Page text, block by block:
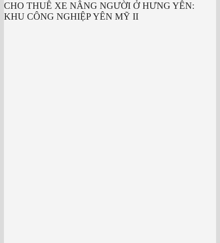
CHO THUÊ XE NÂNG NGƯỜI Ở HƯNG YÊN:
KHU CÔNG NGHIỆP YÊN MỸ II